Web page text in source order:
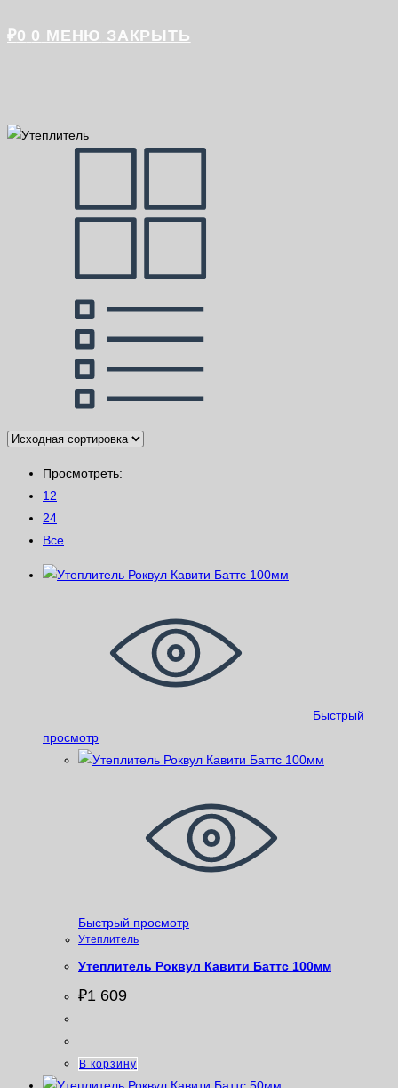
₽0 0 МЕНЮ ЗАКРЫТЬ
Просмотреть:
12
24
Все
Быстрый
просмотр
Быстрый просмотр
Утеплитель
Утеплитель Роквул Кавити Баттс 100мм
₽1 609
В корзину